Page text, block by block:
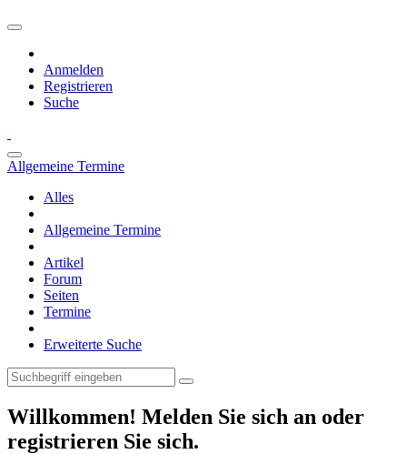
Anmelden
Registrieren
Suche
Allgemeine Termine
Alles
Allgemeine Termine
Artikel
Forum
Seiten
Termine
Erweiterte Suche
Willkommen! Melden Sie sich an oder
registrieren Sie sich.